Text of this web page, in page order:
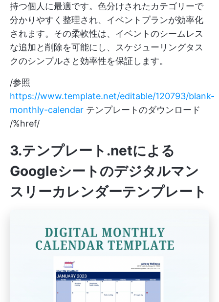
持つ個人に最適です。色分けされたカテゴリーで
分かりやすく整理され、イベントプランが効率化
されます。その柔軟性は、イベントのシームレス
な追加と削除を可能にし、スケジューリングタス
クのシンプルさと効率性を保証します。
/参照
https://www.template.net/editable/120793/blank-
monthly-calendar テンプレートのダウンロード
/%href/
3.テンプレート.netによる
Googleシートのデジタルマン
スリーカレンダーテンプレート